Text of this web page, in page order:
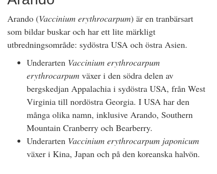
Arando (Vaccinium erythrocarpum) är en tranbärsart
som bildar buskar och har ett lite märkligt
utbredningsområde: sydöstra USA och östra Asien.
Underarten Vaccinium erythrocarpum
erythrocarpum växer i den södra delen av
bergskedjan Appalachia i sydöstra USA, från West
Virginia till nordöstra Georgia. I USA har den
många olika namn, inklusive Arando, Southern
Mountain Cranberry och Bearberry.
Underarten Vaccinium erythrocarpum japonicum
växer i Kina, Japan och på den koreanska halvön.